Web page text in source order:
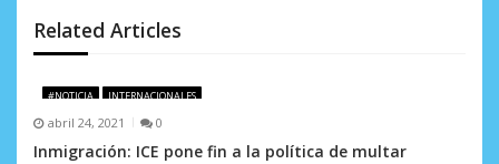
d
e
n
Related Articles
#NOTICIA INTERNACIONALES
abril 24, 2021 0
Inmigración: ICE pone fin a la política de multar